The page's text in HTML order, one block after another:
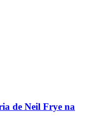
de Neil Frye na